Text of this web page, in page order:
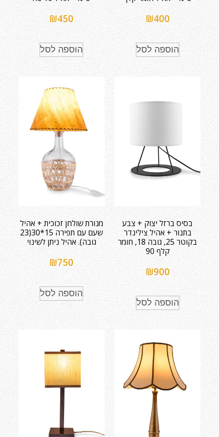
₪400
הוספה לסל
₪450
הוספה לסל
בסיס ברזל יצוק + צבע
בתנור + אהיל צילינדר
בקוטר 25, גובה 18, חומר
קלף 90
₪900
הוספה לסל
מנורת שולחן זכוכית + אהיל
שעם עם תפירה 15*30(23
גובה). אהיל ניתן לשינוי
₪750
הוספה לסל